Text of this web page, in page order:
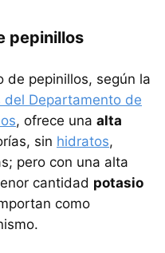
pepinillos
de pepinillos, según la
Departamento de
, ofrece una alta
sin hidratos,
pero con una alta
cantidad potasio
como